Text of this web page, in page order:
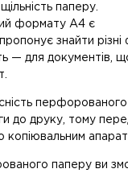
паперу.
формату A4 є
пропонує знайти
— для
до друку, тому
паперу ви